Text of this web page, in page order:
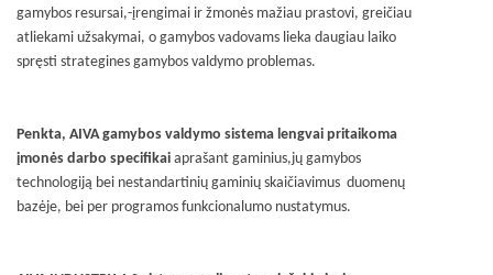
gamybos resursai,-įrengimai ir žmonės mažiau prastovi, greičiau
atliekami užsakymai, o gamybos vadovams lieka daugiau laiko
spręsti strategines gamybos valdymo problemas.
Penkta, AIVA gamybos valdymo sistema lengvai pritaikoma
įmonės darbo specifikai aprašant gaminius,jų gamybos
technologiją bei nestandartinių gaminių skaičiavimus duomenų
bazėje, bei per programos funkcionalumo nustatymus.